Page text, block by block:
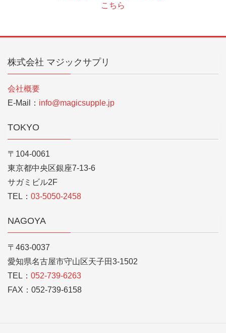
こちら
株式会社 マジックサプリ
会社概要
E-Mail： info@magicsupple.jp
TOKYO
〒104-0061
東京都中央区銀座7-13-6
サガミビル2F
TEL： 03-5050-2458
NAGOYA
〒463-0037
愛知県名古屋市守山区天子田3-1502
TEL： 052-739-6263
FAX：052-739-6158